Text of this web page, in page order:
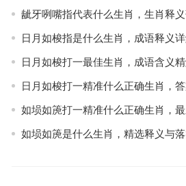
龇牙咧嘴指代表什么生肖，生肖释
日月如梭指是什么生肖，成语释义
日月如梭打一最佳生肖，成语含义
日月如梭打一精准什么正确生肖，
如埙如箎打一精准什么正确生肖，
如埙如箎是什么生肖，精选释义与